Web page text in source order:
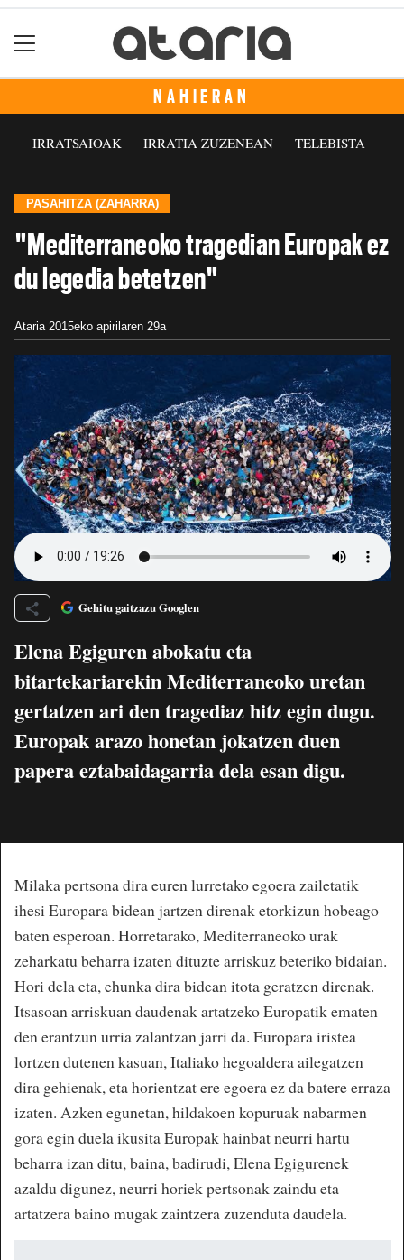
NAHIERAN
IRRATSAIOAK IRRATIA ZUZENEAN TELEBISTA
PASAHITZA (ZAHARRA)
"Mediterraneoko tragedian Europak ez
du legedia betetzen"
Ataria 2015eko apirilaren 29a
Gehitu gaitzazu Googlen
Elena Egiguren abokatu eta
bitartekariarekin Mediterraneoko uretan
gertatzen ari den tragediaz hitz egin dugu.
Europak arazo honetan jokatzen duen
papera eztabaidagarria dela esan digu.
Milaka pertsona dira euren lurretako egoera zailetatik
ihesi Europara bidean jartzen direnak etorkizun hobeago
baten esperoan. Horretarako, Mediterraneoko urak
zeharkatu beharra izaten dituzte arriskuz beteriko bidaian.
Hori dela eta, ehunka dira bidean itota geratzen direnak.
Itsasoan arriskuan daudenak artatzeko Europatik ematen
den erantzun urria zalantzan jarri da. Europara iristea
lortzen dutenen kasuan, Italiako hegoaldera ailegatzen
dira gehienak, eta horientzat ere egoera ez da batere erraza
izaten. Azken egunetan, hildakoen kopuruak nabarmen
gora egin duela ikusita Europak hainbat neurri hartu
beharra izan ditu, baina, badirudi, Elena Egigurenek
azaldu digunez, neurri horiek pertsonak zaindu eta
artatzera baino mugak zaintzera zuzenduta daudela.